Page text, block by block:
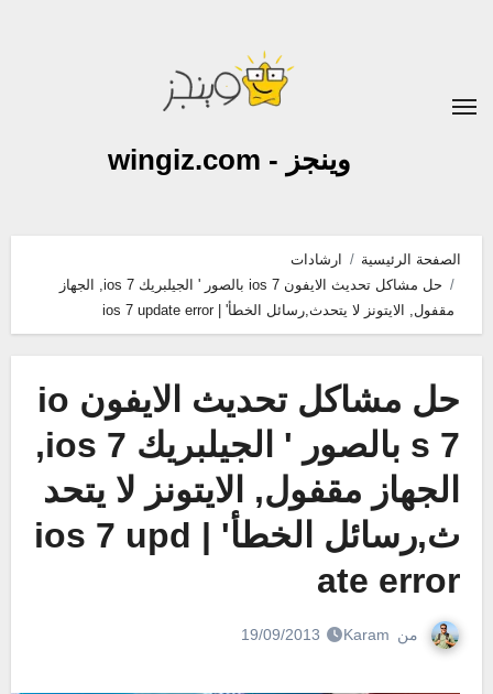
وينجز - wingiz.com
الصفحة الرئيسية
ارشادات
حل مشاكل تحديث الايفون ios 7 بالصور ' الجيلبريك ios 7, الجهاز
مقفول, الايتونز لا يتحدث,رسائل الخطأ' | ios 7 update error
حل مشاكل تحديث الايفون io
s 7 بالصور ' الجيلبريك ios 7,
الجهاز مقفول, الايتونز لا يتحد
ث,رسائل الخطأ' | ios 7 upd
ate error
من Karam
19/09/2013